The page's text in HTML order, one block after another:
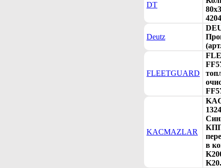
DT
Deutz
FLEETGUARD
KACMAZLAR
в